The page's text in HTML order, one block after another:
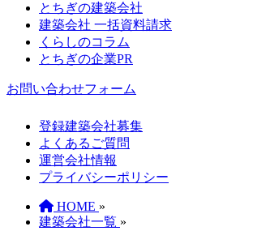
とちぎの建築会社
建築会社 一括資料請求
くらしのコラム
とちぎの企業PR
お問い合わせフォーム
登録建築会社募集
よくあるご質問
運営会社情報
プライバシーポリシー
HOME »
建築会社一覧 »